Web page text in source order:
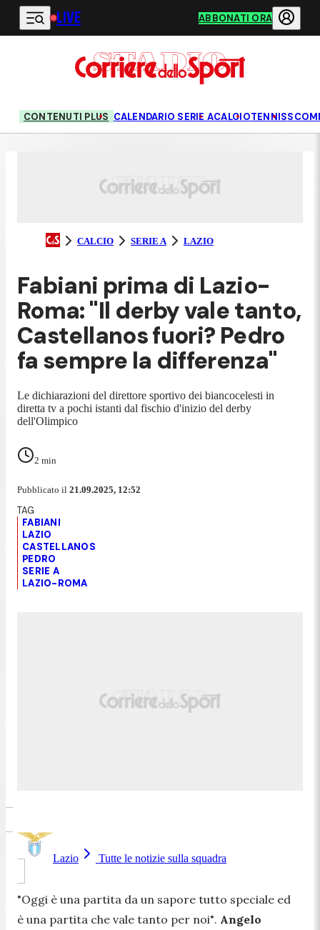
Vai al contenuto principale
LIVE ABBONATI ORA
CONTENUTI PLUS CALENDARIO SERIE ACALCIOTENNIS
CALCIO SERIE A LAZIO
Fabiani prima di Lazio-
Roma: "Il derby vale tanto,
Castellanos fuori? Pedro
fa sempre la differenza"
Le dichiarazioni del direttore sportivo dei biancocelesti in
diretta tv a pochi istanti dal fischio d'inizio del derby
dell'Olimpico
2 min
Pubblicato il 21.09.2025, 12:52
FABIANI
LAZIO
CASTELLANOS
PEDRO
SERIE A
LAZIO-ROMA
Lazio Tutte le notizie sulla squadra
"Oggi è una partita da un sapore tutto speciale ed
è una partita che vale tanto per noi". Angelo